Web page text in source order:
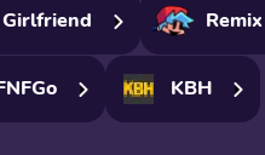
Girlfriend Remix
KBH